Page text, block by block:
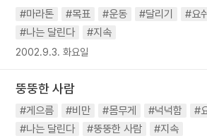
#마라톤 #목표 #운동 #달리기
#요
#나는 달린다
#지속
2002.9.3. 화요일
뚱뚱한 사람
#게으름 #비만 #몸무게 #넉넉함
#
#나는 달린다
#뚱뚱한 사람 #지속